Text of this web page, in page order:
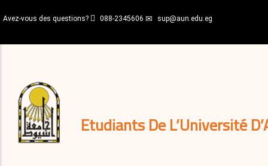
au
principal
Avez-vous des questions? 088-2345606 sup@aun.edu.eg
Etudiants De L’Université
décisions
Expatriés
Journal